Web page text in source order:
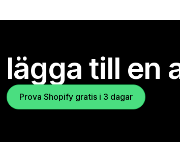
till en
Prova Shopify gratis i 3 dagar